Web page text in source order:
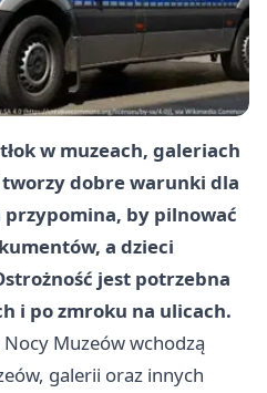
w muzeach, galeriach
dobre warunki dla
przypomina, by pilnować
a dzieci
jest potrzebna
i po zmroku na ulicach.
Nocy Muzeów wchodzą
galerii oraz innych